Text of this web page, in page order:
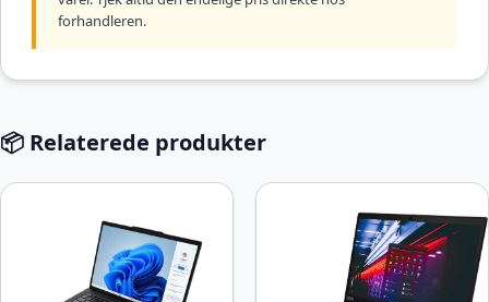
forhandleren.
📦 Relaterede produkter